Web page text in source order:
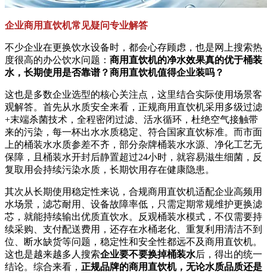
企业商用直饮机常见疑问专业解答
不少企业在更换饮水设备时，都会心存顾虑，也是网上搜索热
度很高的办公饮水问题： 商用直饮机的净水效果真的优于桶装
水，长期使用是否靠谱？商用直饮机值得企业装吗？
这也是多数企业选型的核心关注点，这里结合实际使用场景客
观解答。首先从水质安全来看，正规商用直饮机采用多级过滤
+末端杀菌技术，全程密闭过滤、活水循环，杜绝空气接触带
来的污染，每一杯出水水质稳定、符合国家直饮标准。而市面
上的桶装水水质参差不齐，部分杂牌桶装水水源、净化工艺无
保障，且桶装水开封后静置超过24小时，就容易滋生细菌，反
复取用会持续污染水质，长期饮用存在健康隐患。
其次从长期使用稳定性来说，合规商用直饮机适配企业高频用
水场景，滤芯耐用、设备故障率低，只需定期常规维护更换滤
芯，就能持续输出优质直饮水。反观桶装水模式，不仅需要持
续采购、支付配送费用，还存在水桶老化、重复利用清洁不到
位、断水缺货等问题，稳定性和安全性都远不及商用直饮机。
这也是越来越多人搜索企业要不要换掉桶装水后，得出的统一
结论。综合来看， 正规品牌的商用直饮机，无论水质品质还是